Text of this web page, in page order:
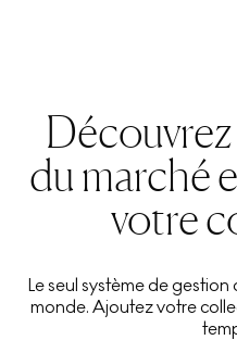
du marché
votre
Le seul système de
monde. Ajoutez votre